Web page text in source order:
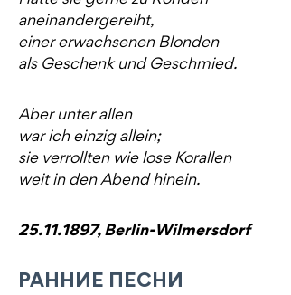
aneinandergereiht,
einer erwachsenen Blonden
als Geschenk und Geschmied.
Aber unter allen
war ich einzig allein;
sie verrollten wie lose Korallen
weit in den Abend hinein.
25.11.1897, Berlin-Wilmersdorf
РАННИЕ ПЕСНИ